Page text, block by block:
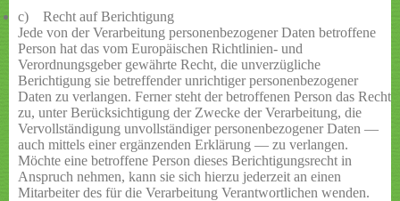
c) Recht auf Berichtigung
Jede von der Verarbeitung personenbezogener Daten betroffene
Person hat das vom Europäischen Richtlinien- und
Verordnungsgeber gewährte Recht, die unverzügliche
Berichtigung sie betreffender unrichtiger personenbezogener
Daten zu verlangen. Ferner steht der betroffenen Person das Recht
zu, unter Berücksichtigung der Zwecke der Verarbeitung, die
Vervollständigung unvollständiger personenbezogener Daten —
auch mittels einer ergänzenden Erklärung — zu verlangen.
Möchte eine betroffene Person dieses Berichtigungsrecht in
Anspruch nehmen, kann sie sich hierzu jederzeit an einen
Mitarbeiter des für die Verarbeitung Verantwortlichen wenden.